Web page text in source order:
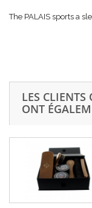
The PALAIS sports a
LES
ONT